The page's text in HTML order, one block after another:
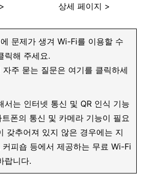
상세 페이지 >
문제가 생겨 Wi-Fi를 이용할 수
릭해 주세요.
주 묻는 질문은 여기를 클릭하세
서는 인터넷 통신 및 QR 인식 기능
폰의 통신 및 카메라 기능이 필요
갖추어져 있지 않은 경우에는 지
피숍 등에서 제공하는 무료 Wi-Fi
랍니다.